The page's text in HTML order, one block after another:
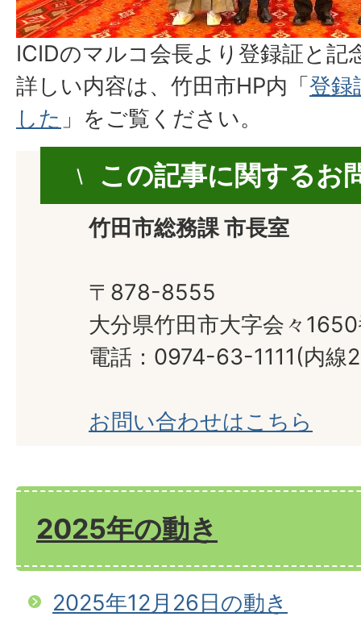
ICIDのマルコ会長より登録証と記
詳しい内容は、竹田市HP内「登録
した 」をご覧ください。
この記事に関するお
竹田市総務課 市長室
〒878-8555
大分県竹田市大字会々
電話：0974-63-1111(内線
お問い合わせはこちら
2025年の動き
2025年12月26日の動き